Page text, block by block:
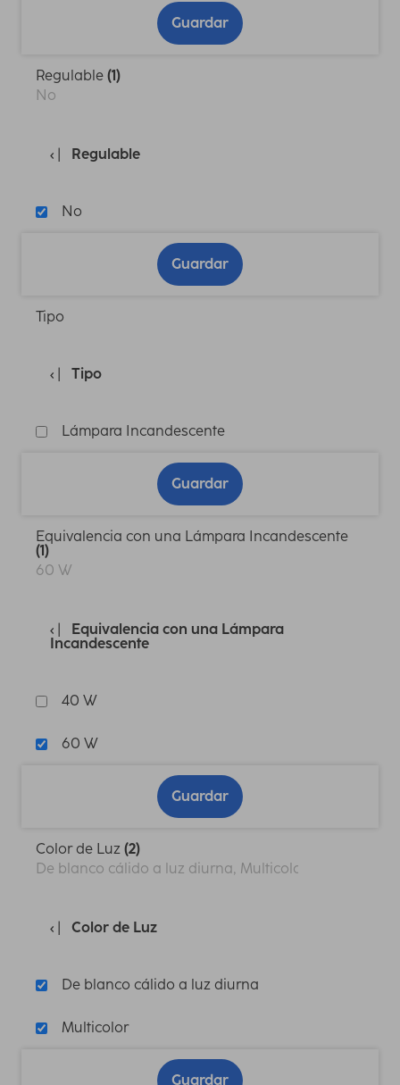
Guardar
Regulable (1)
No
Regulable
No
Guardar
Tipo
Tipo
Lámpara Incandescente
Guardar
Equivalencia con una Lámpara Incandescente
(1)
60 W
Equivalencia con una Lámpara
Incandescente
40 W
60 W
Guardar
Color de Luz (2)
De blanco cálido a luz diurna, Multicolor
Color de Luz
De blanco cálido a luz diurna
Multicolor
Guardar